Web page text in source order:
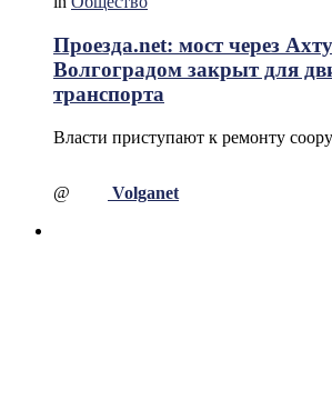
Проезда.net: мост через
Волгоградом закрыт для
транспорта
Власти приступают к ремонту
@ Volganet